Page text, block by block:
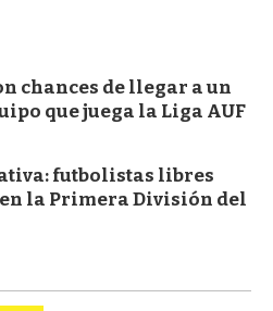
chances de llegar a un
que juega la Liga AUF
futbolistas libres
la Primera División del